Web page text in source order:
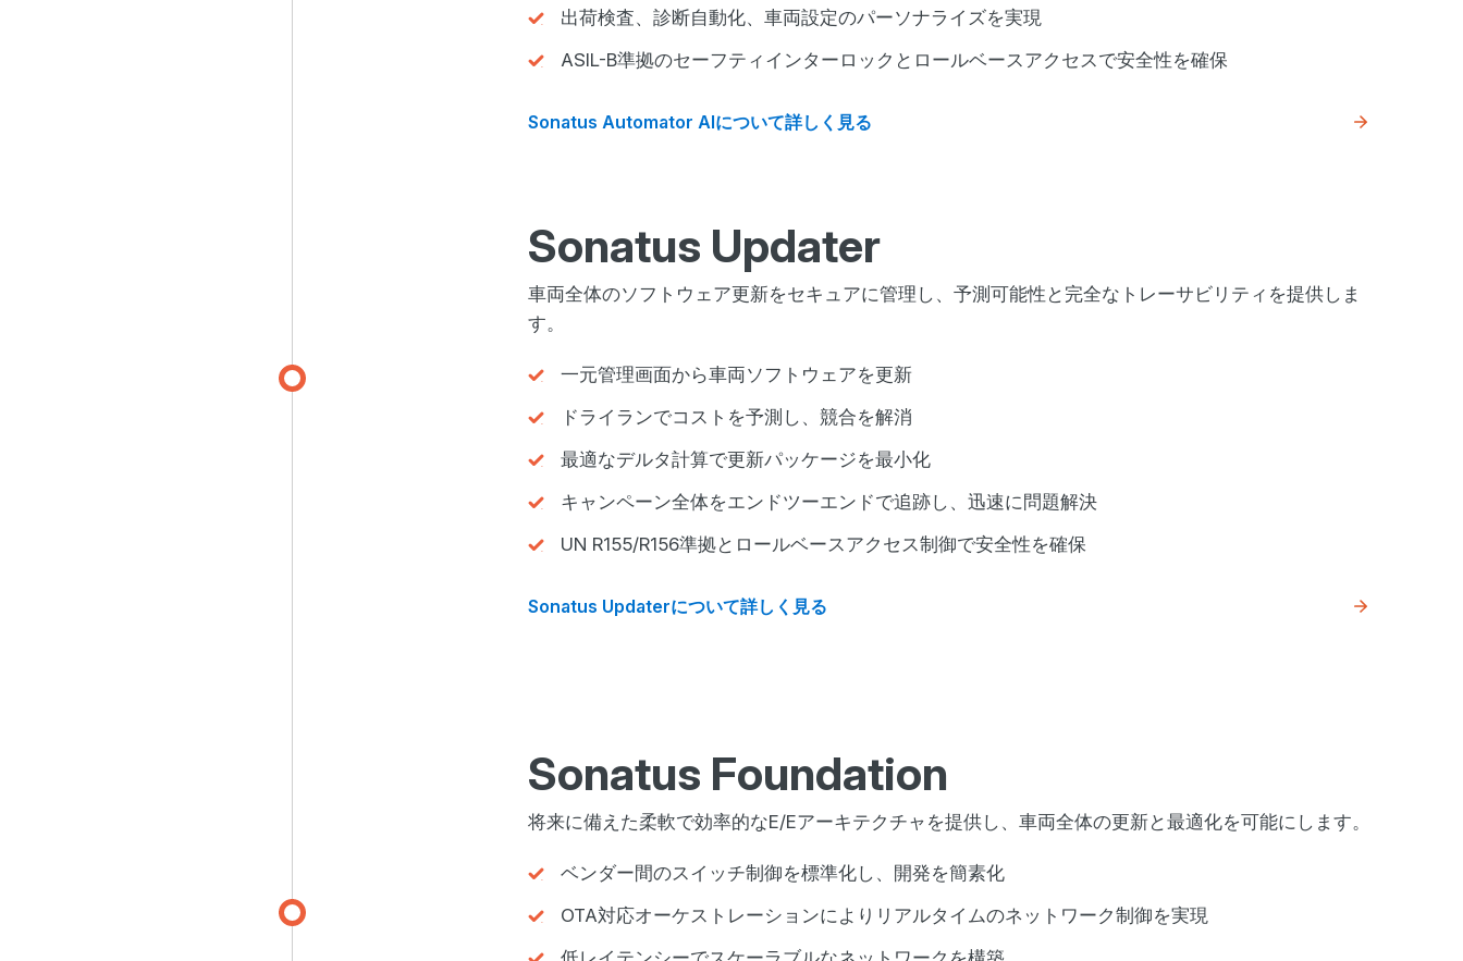
出荷検査、診断自動化、車両設定のパーソナライズを実現
ASIL-B準拠のセーフティインターロックとロールベースアクセスで安全性を確保
Sonatus Automator AIについて詳しく見る
Sonatus Updater
車両全体のソフトウェア更新をセキュアに管理し、予測可能性と完全なトレーサビリティを提供しま
す。
一元管理画面から車両ソフトウェアを更新
ドライランでコストを予測し、競合を解消
最適なデルタ計算で更新パッケージを最小化
キャンペーン全体をエンドツーエンドで追跡し、迅速に問題解決
UN R155/R156準拠とロールベースアクセス制御で安全性を確保
Sonatus Updaterについて詳しく見る
Sonatus Foundation
将来に備えた柔軟で効率的なE/Eアーキテクチャを提供し、車両全体の更新と最適化を可能にします。
ベンダー間のスイッチ制御を標準化し、開発を簡素化
OTA対応オーケストレーションによりリアルタイムのネットワーク制御を実現